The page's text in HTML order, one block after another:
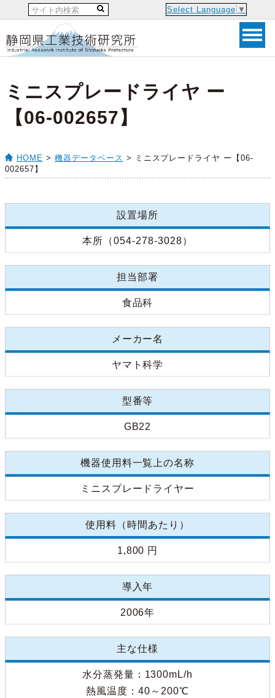
Select Language ▼
ミニスプレードライヤ ー
【06-002657】
HOME > 機器データベース > ミニスプレードライヤ ー【06-
002657】
設置場所
本所（054-278-3028）
担当部署
食品科
メーカー名
ヤマト科学
型番等
GB22
機器使用料一覧上の名称
ミニスプレードライヤー
使用料（時間あたり）
1,800 円
導入年
2006年
主な仕様
水分蒸発量：1300mL/h
熱風温度：40～200℃